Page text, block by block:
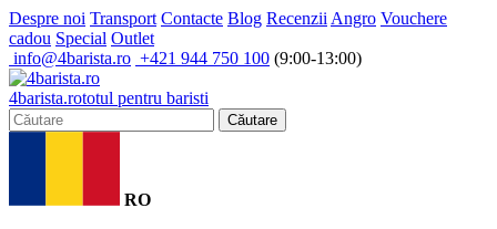
Despre noi Transport Contacte Blog Recenzii Angro Vouchere
cadou Special Outlet
info@4barista.ro +421 944 750 100 (9:00-13:00)
4barista.rototul pentru baristi
Căutare
RO